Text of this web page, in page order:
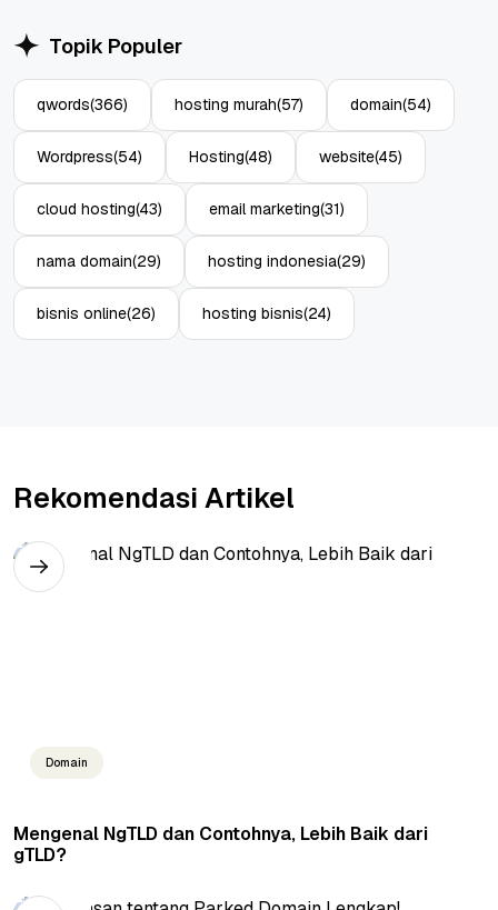
Topik Populer
qwords(366) hosting murah(57) domain(54)
Wordpress(54) Hosting(48) website(45)
cloud hosting(43) email marketing(31)
nama domain(29) hosting indonesia(29)
bisnis online(26) hosting bisnis(24)
Rekomendasi Artikel
Domain
Mengenal NgTLD dan Contohnya, Lebih Baik dari
gTLD?